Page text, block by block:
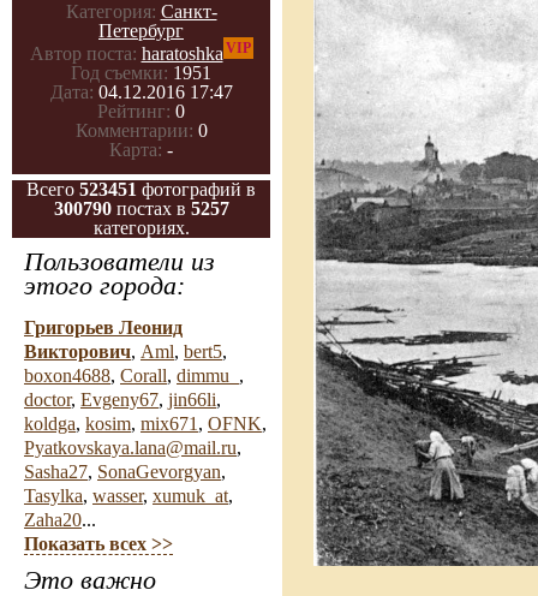
Категория: Санкт-
Петербург
Автор поста: haratoshka VIP
Год съемки: 1951
Дата: 04.12.2016 17:47
Рейтинг: 0
Комментарии: 0
Карта: -
Всего 523451 фотографий в
300790постах в 5257
категориях.
Пользователи из
этого города:
Григорьев Леонид
Викторович, Aml, bert5,
boxon4688, Corall, dimmu_ ,
doctor, Evgeny67, jin66li,
koldga, kosim, mix671 , OFNK,
Pyatkovskaya.lana@mail.ru,
Sasha27, SonaGevorgyan,
Tasylka, wasser, xumuk_at,
Zaha20...
Показать всех >>
Это важно